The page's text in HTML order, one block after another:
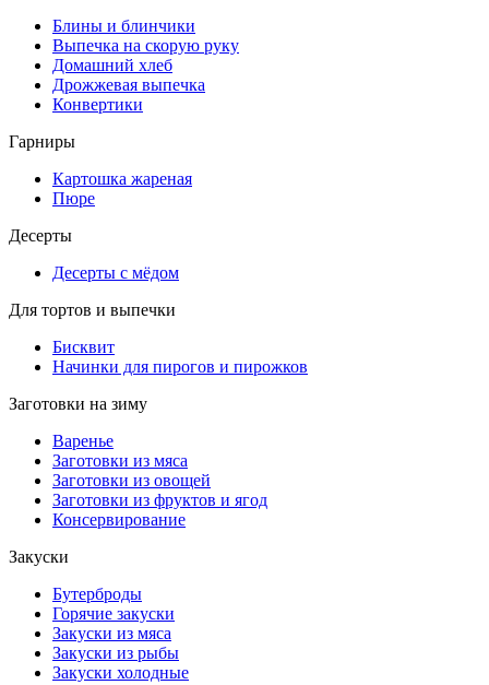
Блины и блинчики
Выпечка на скорую руку
Домашний хлеб
Дрожжевая выпечка
Конвертики
Гарниры
Картошка жареная
Пюре
Десерты
Десерты с мёдом
Для тортов и выпечки
Бисквит
Начинки для пирогов и пирожков
Заготовки на зиму
Варенье
Заготовки из мяса
Заготовки из овощей
Заготовки из фруктов и ягод
Консервирование
Закуски
Бутерброды
Горячие закуски
Закуски из мяса
Закуски из рыбы
Закуски холодные